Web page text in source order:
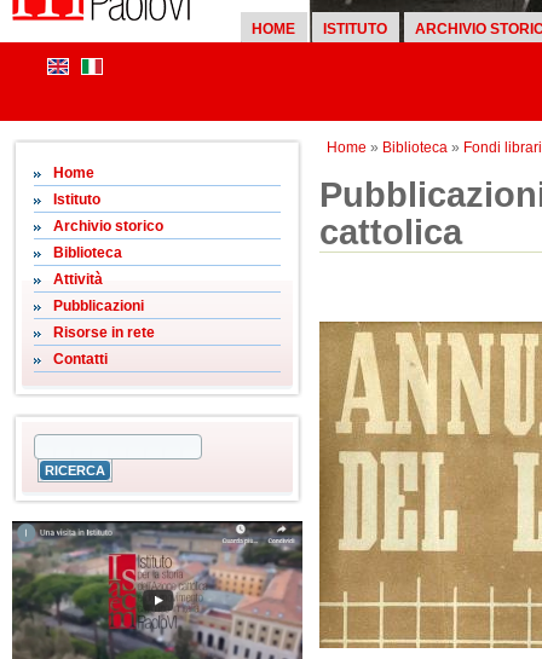
HOME ISTITUTO ARCHIVIO
Home » Biblioteca» Fondi librari
Home
Istituto
Archivio storico
Biblioteca
Attività
Pubblicazioni
Risorse in rete
Contatti
cattolica